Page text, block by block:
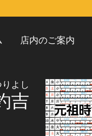
店内のご案内
吉
よし